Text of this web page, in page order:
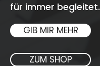
für immer begleitet.
GIB MIR MEHR
ZUM SHOP